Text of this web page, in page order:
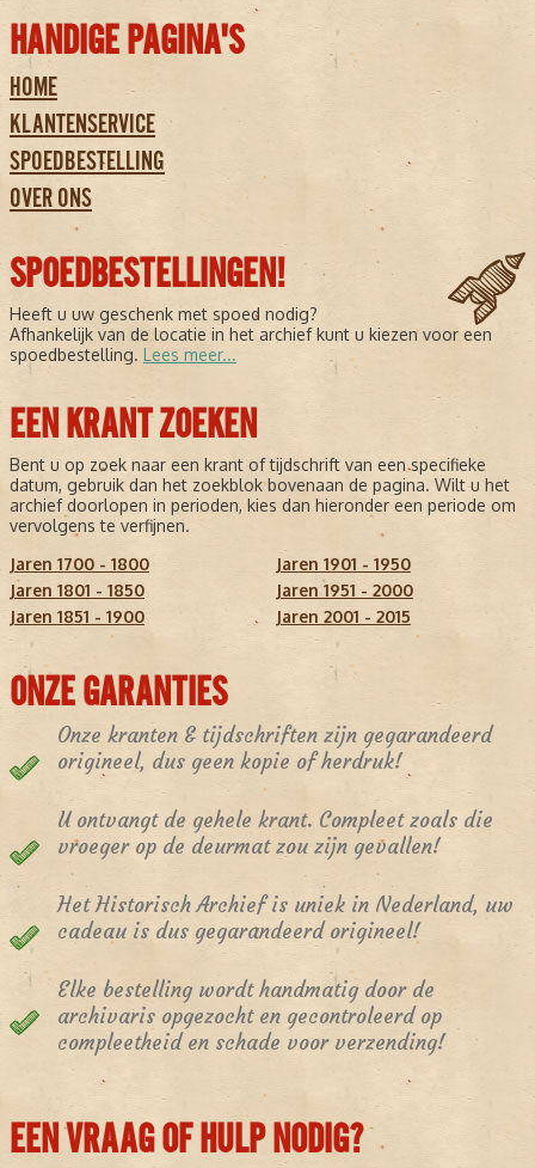
HANDIGE PAGINA'S
HOME
KLANTENSERVICE
SPOEDBESTELLING
OVER ONS
SPOEDBESTELLINGEN!
Heeft u uw geschenk met spoed nodig?
Afhankelijk van de locatie in het archief kunt u kiezen voor een
spoedbestelling. Lees meer...
EEN KRANT ZOEKEN
Bent u op zoek naar een krant of tijdschrift van een specifieke
datum, gebruik dan het zoekblok bovenaan de pagina. Wilt u het
archief doorlopen in perioden, kies dan hieronder een periode om
vervolgens te verfijnen.
Jaren 1700 - 1800
Jaren 1801 - 1850
Jaren 1851 - 1900
Jaren 1901 - 1950
Jaren 1951 - 2000
Jaren 2001 - 2015
ONZE GARANTIES
Onze kranten & tijdschriften zijn gegarandeerd
origineel, dus geen kopie of herdruk!
U ontvangt de gehele krant. Compleet zoals die
vroeger op de deurmat zou zijn gevallen!
Het Historisch Archief is uniek in Nederland, uw
cadeau is dus gegarandeerd origineel!
Elke bestelling wordt handmatig door de
archivaris opgezocht en gecontroleerd op
compleetheid en schade voor verzending!
EEN VRAAG OF HULP NODIG?